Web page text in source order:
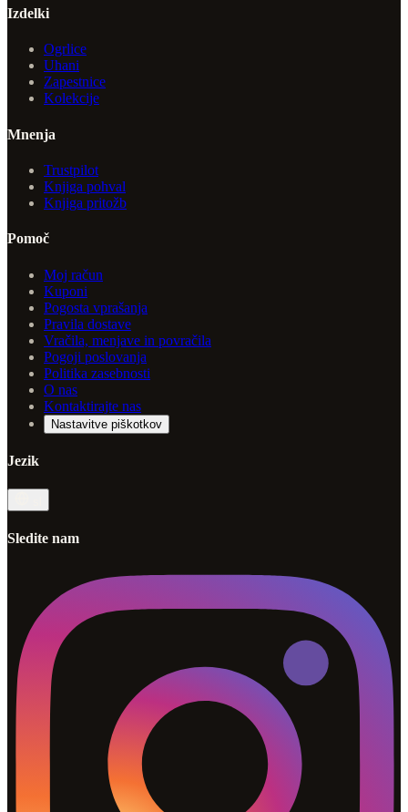
Izdelki
Ogrlice
Uhani
Zapestnice
Kolekcije
Mnenja
Trustpilot
Knjiga pohval
Knjiga pritožb
Pomoč
Moj račun
Kuponi
Pogosta vprašanja
Pravila dostave
Vračila, menjave in povračila
Pogoji poslovanja
Politika zasebnosti
O nas
Kontaktirajte nas
Nastavitve piškotkov
Jezik
Sledite nam